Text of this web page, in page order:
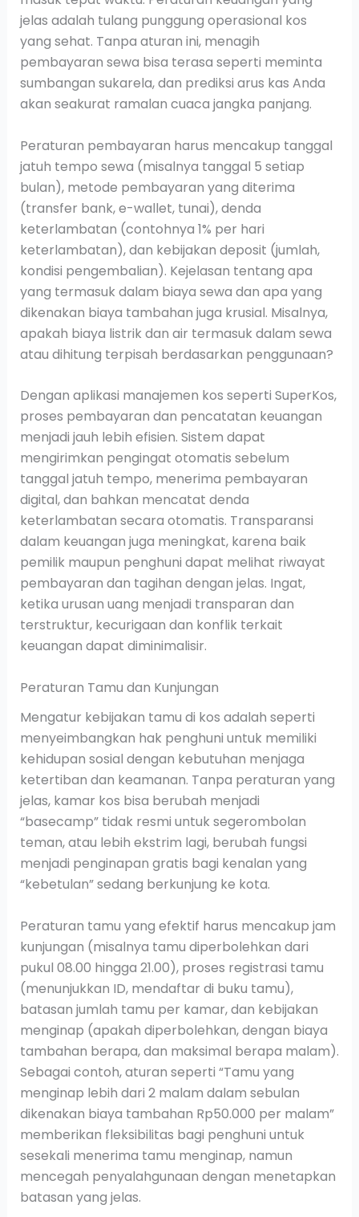
jelas adalah tulang punggung operasional kos
yang sehat. Tanpa aturan ini, menagih
pembayaran sewa bisa terasa seperti meminta
sumbangan sukarela, dan prediksi arus kas Anda
akan seakurat ramalan cuaca jangka panjang.
Peraturan pembayaran harus mencakup tanggal
jatuh tempo sewa (misalnya tanggal 5 setiap
bulan), metode pembayaran yang diterima
(transfer bank, e-wallet, tunai), denda
keterlambatan (contohnya 1% per hari
keterlambatan), dan kebijakan deposit (jumlah,
kondisi pengembalian). Kejelasan tentang apa
yang termasuk dalam biaya sewa dan apa yang
dikenakan biaya tambahan juga krusial. Misalnya,
apakah biaya listrik dan air termasuk dalam sewa
atau dihitung terpisah berdasarkan penggunaan?
Dengan aplikasi manajemen kos seperti SuperKos,
proses pembayaran dan pencatatan keuangan
menjadi jauh lebih efisien. Sistem dapat
mengirimkan pengingat otomatis sebelum
tanggal jatuh tempo, menerima pembayaran
digital, dan bahkan mencatat denda
keterlambatan secara otomatis. Transparansi
dalam keuangan juga meningkat, karena baik
pemilik maupun penghuni dapat melihat riwayat
pembayaran dan tagihan dengan jelas. Ingat,
ketika urusan uang menjadi transparan dan
terstruktur, kecurigaan dan konflik terkait
keuangan dapat diminimalisir.
Peraturan Tamu dan Kunjungan
Mengatur kebijakan tamu di kos adalah seperti
menyeimbangkan hak penghuni untuk memiliki
kehidupan sosial dengan kebutuhan menjaga
ketertiban dan keamanan. Tanpa peraturan yang
jelas, kamar kos bisa berubah menjadi
“basecamp” tidak resmi untuk segerombolan
teman, atau lebih ekstrim lagi, berubah fungsi
menjadi penginapan gratis bagi kenalan yang
“kebetulan” sedang berkunjung ke kota.
Peraturan tamu yang efektif harus mencakup jam
kunjungan (misalnya tamu diperbolehkan dari
pukul 08.00 hingga 21.00), proses registrasi tamu
(menunjukkan ID, mendaftar di buku tamu),
batasan jumlah tamu per kamar, dan kebijakan
menginap (apakah diperbolehkan, dengan biaya
tambahan berapa, dan maksimal berapa malam).
Sebagai contoh, aturan seperti “Tamu yang
menginap lebih dari 2 malam dalam sebulan
dikenakan biaya tambahan Rp50.000 per malam”
memberikan fleksibilitas bagi penghuni untuk
sesekali menerima tamu menginap, namun
mencegah penyalahgunaan dengan menetapkan
batasan yang jelas.